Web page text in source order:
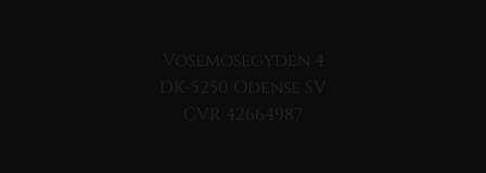
Vosemosegyden 4
DK-5250 Odense SV
CVR 42664987